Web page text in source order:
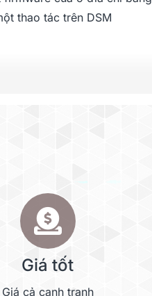
thao tác trên DSM
Giá tốt
Giá cả cạnh tranh